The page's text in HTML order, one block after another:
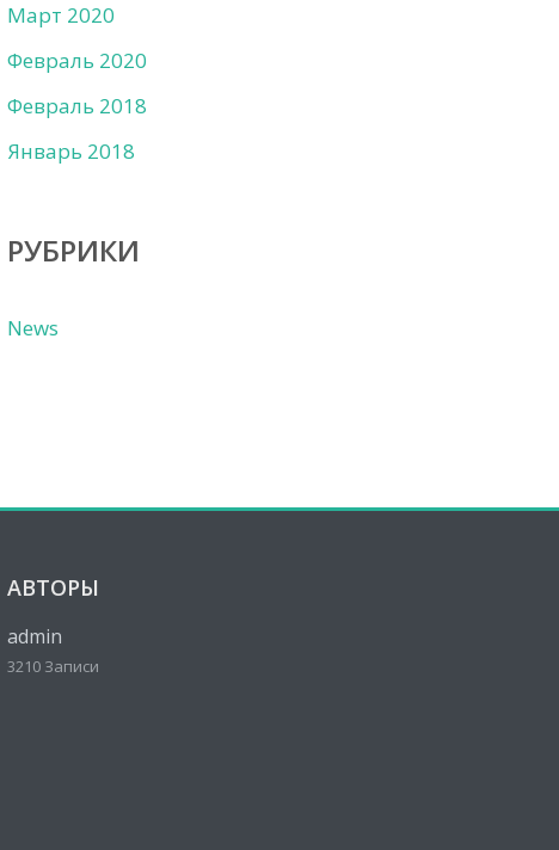
Март 2020
Февраль 2020
Февраль 2018
Январь 2018
РУБРИКИ
News
АВТОРЫ
admin
3210 Записи